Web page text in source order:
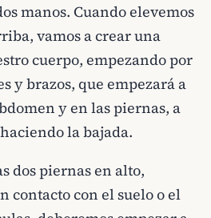
manos. Cuando elevemos
vamos a crear una
cuerpo, empezando por
y brazos, que empezará a
y en las piernas, a
la bajada.
dos piernas en alto,
contacto con el suelo o el